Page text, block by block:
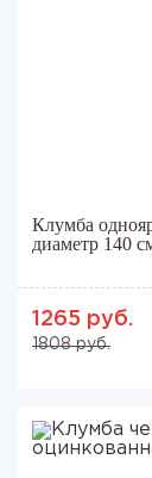
Клумба
диаметр 140
1265 руб.
1808 руб.